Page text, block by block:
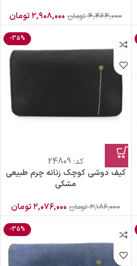
۴,۴۶۴,۰۰۰ تومان ۲,۹۰۸,۰۰۰تومان
-35%
کد:24809
کیف دوشی کوچک زنانه چرم طبیعی
مشکی
۳,۱۸۶,۰۰۰ تومان ۲,۰۷۶,۰۰۰تومان
-35%